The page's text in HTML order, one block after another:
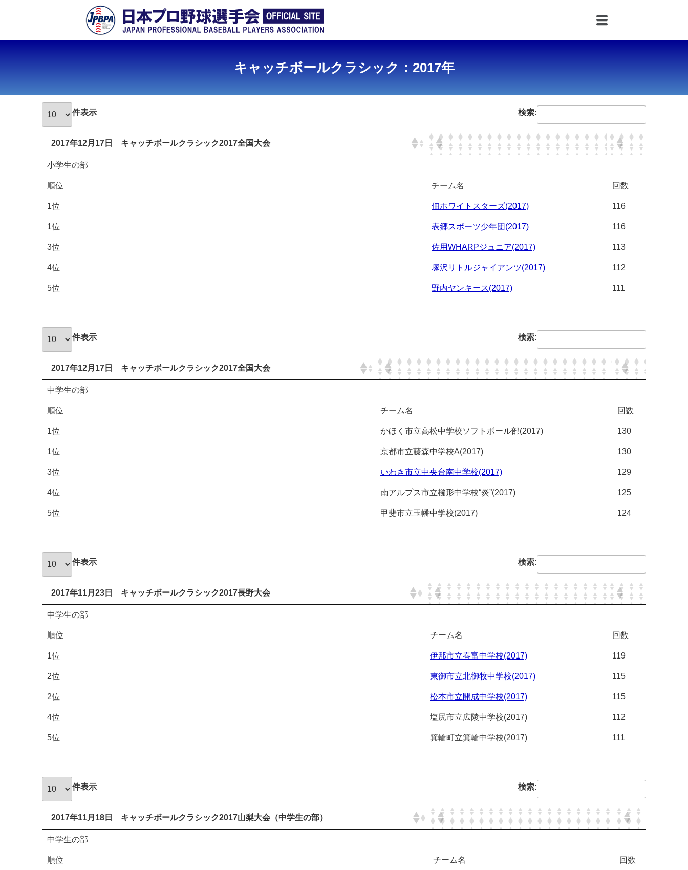
キャッチボールクラシック：2017年
件表示 検索:
2017年12月17日 キャッチボールクラシック2017全国大会
小学生の部
順位 チーム名 回数
1位 佃ホワイトスターズ(2017) 116
1位 表郷スポーツ少年団(2017) 116
3位 佐用WHARPジュニア(2017) 113
4位 塚沢リトルジャイアンツ(2017) 112
5位 野内ヤンキース(2017) 111
件表示 検索:
2017年12月17日 キャッチボールクラシック2017全国大会
中学生の部
順位 チーム名 回数
1位 かほく市立高松中学校ソフトボール部(2017) 130
1位 京都市立藤森中学校A(2017) 130
3位 いわき市立中央台南中学校(2017) 129
4位 南アルプス市立櫛形中学校“炎”(2017) 125
5位 甲斐市立玉幡中学校(2017) 124
件表示 検索:
2017年11月23日 キャッチボールクラシック2017長野大会
中学生の部
順位 チーム名 回数
1位 伊那市立春富中学校(2017) 119
2位 東御市立北御牧中学校(2017) 115
2位 松本市立開成中学校(2017) 115
4位 塩尻市立広陵中学校(2017) 112
5位 箕輪町立箕輪中学校(2017) 111
件表示 検索:
2017年11月18日 キャッチボールクラシック2017山梨大会（中学生の部）
中学生の部
順位 チーム名 回数